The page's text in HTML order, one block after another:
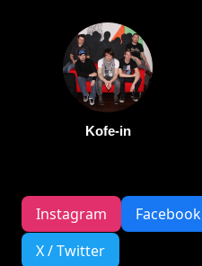
Kofe-in
Instagram Facebook
X / Twitter